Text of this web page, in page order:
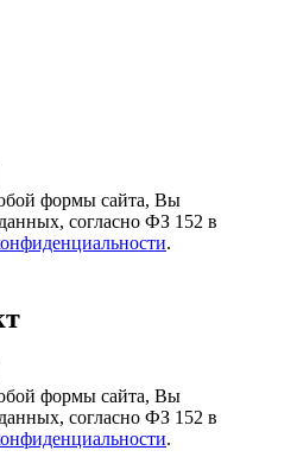
формы сайта, Вы
согласно ФЗ 152 в
.
формы сайта, Вы
согласно ФЗ 152 в
.